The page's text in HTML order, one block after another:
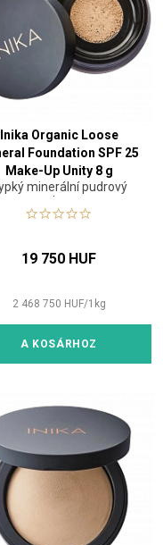
Inika Organic Loose
Foundation SPF 25
Make-Up Unity 8 g
minerální pudrový
make-up
19 750 HUF
2 468 750 HUF/1 kg
A KOSÁRHOZ